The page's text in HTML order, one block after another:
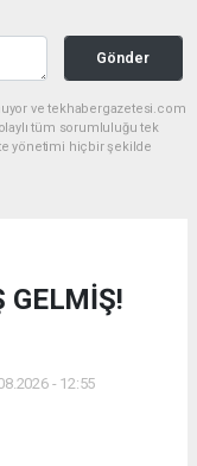
Gönder
ve tekhabergazetesi.com
tüm sorumluluğu tek
yönetimi hiçbir şekilde
GELMİŞ!
- 12:55